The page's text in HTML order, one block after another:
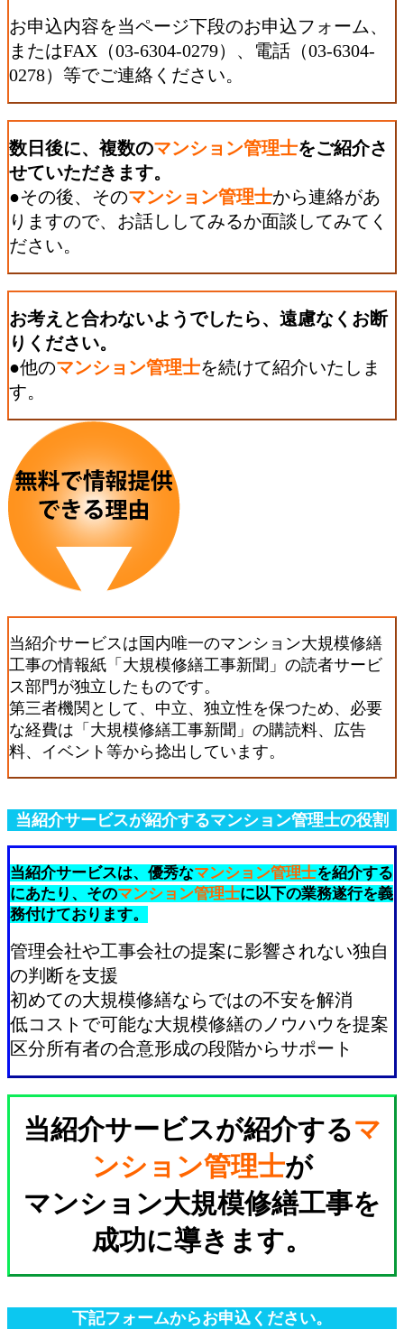
お申込内容を当ページ下段のお申込フォーム、
またはFAX（03-6304-0279）、電話（03-6304-
0278）等でご連絡ください。
数日後に、複数のマンション管理士をご紹介さ
せていただきます。
●その後、そのマンション管理士から連絡があ
りますので、お話ししてみるか面談してみてく
ださい。
お考えと合わないようでしたら、遠慮なくお断
りください。
●他のマンション管理士を続けて紹介いたしま
す。
当紹介サービスは国内唯一のマンション大規模修繕
工事の情報紙「大規模修繕工事新聞」の読者サービ
ス部門が独立したものです。
第三者機関として、中立、独立性を保つため、必要
な経費は「大規模修繕工事新聞」の購読料、広告
料、イベント等から捻出しています。
当紹介サービスが紹介するマンション管理士の役割
当紹介サービスは、優秀なマンション管理士を紹介する
にあたり、 そのマンション管理士に以下の業務遂行を義
務付けております。
管理会社や工事会社の提案に影響されない独自
の判断を支援
初めての大規模修繕ならではの不安を解消
低コストで可能な大規模修繕のノウハウを提案
区分所有者の合意形成の段階からサポート
当紹介サービスが紹介するマ
ンション管理士が
マンション大規模修繕工事を
成功に導きます。
下記フォームからお申込ください。